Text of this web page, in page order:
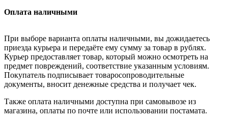
Оплата наличными
При выборе варианта оплаты наличными, вы дожидаетесь
приезда курьера и передаёте ему сумму за товар в рублях.
Курьер предоставляет товар, который можно осмотреть на
предмет повреждений, соответствие указанным условиям.
Покупатель подписывает товаросопроводительные
документы, вносит денежные средства и получает чек.
Также оплата наличными доступна при самовывозе из
магазина, оплаты по почте или использовании постамата.